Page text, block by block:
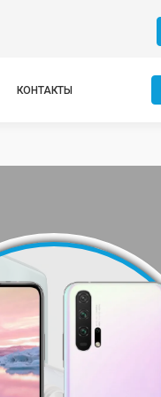
КОНТАКТЫ